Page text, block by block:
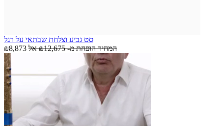
סט גביע וצלחת שבתאי על רגל
₪8,873
המחיר הופחת מ-₪12,675 אל